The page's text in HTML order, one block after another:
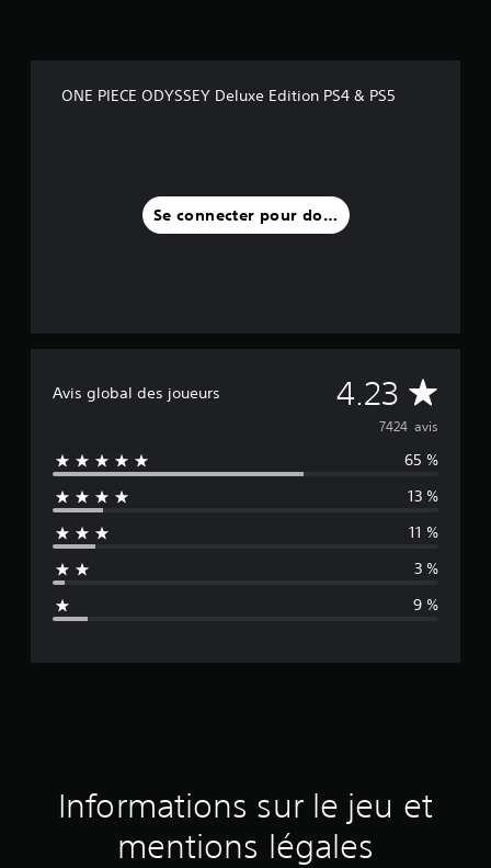
ONE PIECE ODYSSEY Deluxe Edition PS4 & PS5
Se connecter pour donner un avis
Avis global des joueurs 4.23 M
o
y
e
n
n
d
a
7424 avis
65 %
13 %
11 %
3 %
9 %
Informations sur le jeu et
mentions légales